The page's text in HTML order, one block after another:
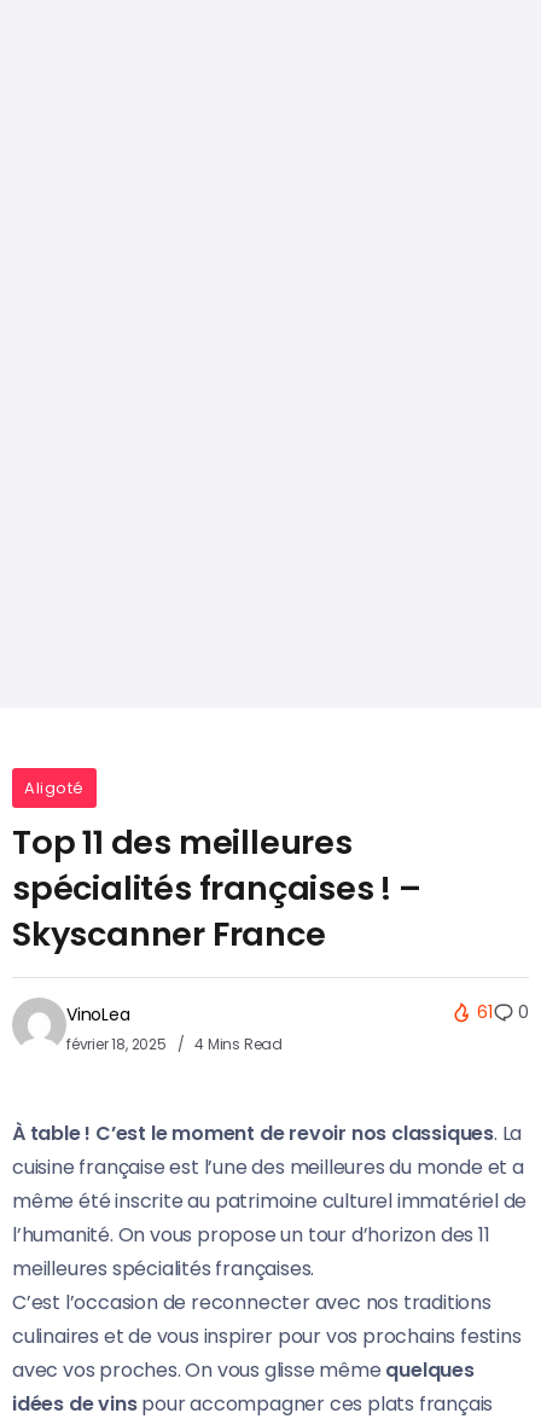
Aligoté
Top 11 des meilleures
spécialités françaises ! –
Skyscanner France
VinoLea
février 18, 2025 4 Mins Read
61 0
À table ! C’est le moment de revoir nos classiques. La
cuisine française est l’une des meilleures du monde et a
même été inscrite au patrimoine culturel immatériel de
l’humanité. On vous propose un tour d’horizon des 11
meilleures spécialités françaises.
C’est l’occasion de reconnecter avec nos traditions
culinaires et de vous inspirer pour vos prochains festins
avec vos proches. On vous glisse même quelques
idées de vinspour accompagner ces plats français